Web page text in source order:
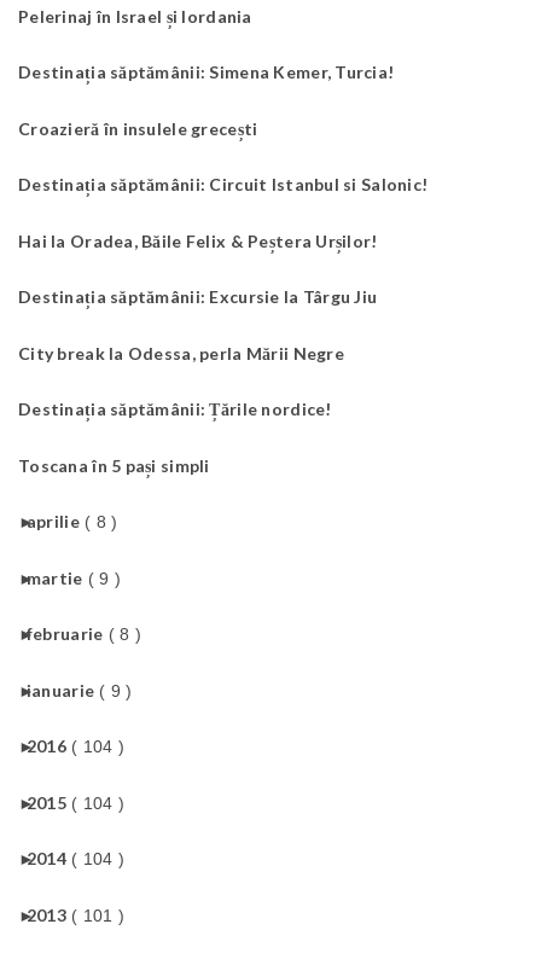
Pelerinaj în Israel și Iordania
Destinația săptămânii: Simena Kemer, Turcia!
Croazieră în insulele grecești
Destinația săptămânii: Circuit Istanbul si Salonic!
Hai la Oradea, Băile Felix & Peștera Urșilor!
Destinația săptămânii: Excursie la Târgu Jiu
City break la Odessa, perla Mării Negre
Destinația săptămânii: Țările nordice!
Toscana în 5 pași simpli
►
aprilie ( 8 )
►
martie ( 9 )
►
februarie ( 8 )
►
ianuarie ( 9 )
►
2016 ( 104 )
►
2015 ( 104 )
►
2014 ( 104 )
►
2013 ( 101 )